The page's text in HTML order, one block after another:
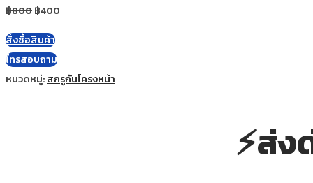
฿800฿400
สั่งซื้อสินค้า
โทรสอบถาม
หมวดหมู่:สกรูกันโครงหน้า
⚡ส่